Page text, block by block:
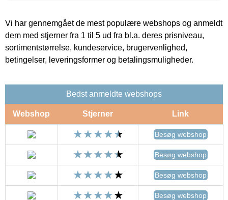
Vi har gennemgået de mest populære webshops og anmeldt
dem med stjerner fra 1 til 5 ud fra bl.a. deres prisniveau,
sortimentstørrelse, kundeservice, brugervenlighed,
betingelser, leveringsformer og betalingsmuligheder.
Bedst anmeldte webshops
Webshop Stjerner Link
Besøg webshop
Besøg webshop
Besøg webshop
Besøg webshop